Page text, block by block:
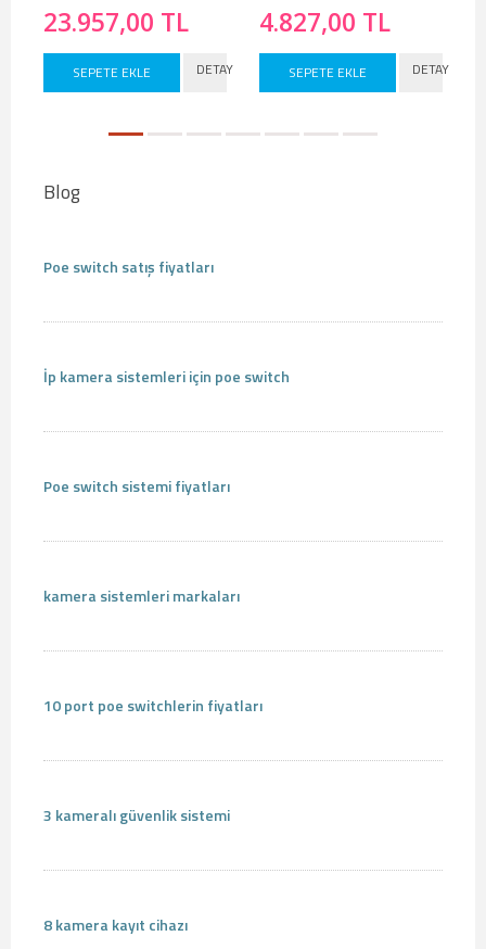
23.957,00 TL
SEPETE EKLE DETAY
4.827,00 TL
SEPETE EKLE DETAY
Blog
Poe switch satış fiyatları
İp kamera sistemleri için poe switch
Poe switch sistemi fiyatları
kamera sistemleri markaları
10 port poe switchlerin fiyatları
3 kameralı güvenlik sistemi
8 kamera kayıt cihazı